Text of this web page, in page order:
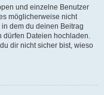
und einzelne Benutzer
möglicherweise nicht
dem du deinen Beitrag
dürfen Dateien hochladen.
dir nicht sicher bist, wieso